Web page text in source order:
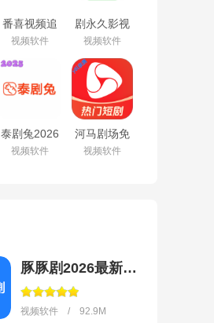
番喜视频追
剧app官方
最新版本
v1.8.7
视频软件
剧永久影视
官方下载安
装(剧下
饭)v1.99
视频软件
泰剧兔2026
最新版本下
载
视频软件
河马剧场免
费版下载官
方正版
视频软件
豚豚剧2026最新版本下载
视频软件 / 92.9M